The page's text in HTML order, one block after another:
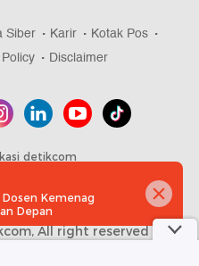
Siber Karir
Kotak Pos
Disclaimer
detikcom
All right reserved
Kemenag
Depan